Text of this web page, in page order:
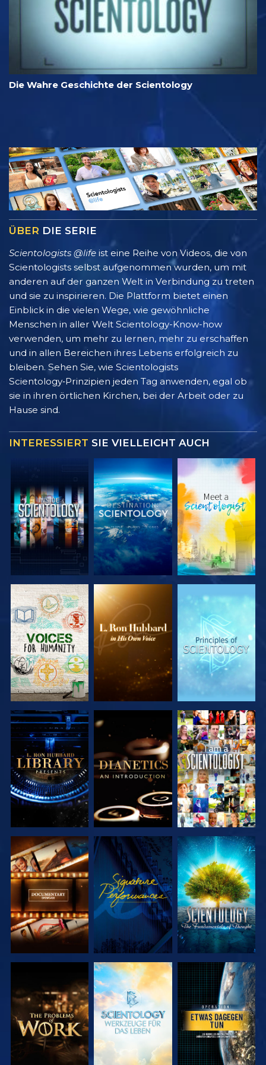
Die Wahre Geschichte der Scientology
ÜBER DIE SERIE
Scientologists @life ist eine Reihe von Videos, die von
Scientologists selbst aufgenommen wurden, um mit
anderen auf der ganzen Welt in Verbindung zu treten
und sie zu inspirieren. Die Plattform bietet einen
Einblick in die vielen Wege, wie gewöhnliche
Menschen in aller Welt Scientology-Know-how
verwenden, um mehr zu lernen, mehr zu erschaffen
und in allen Bereichen ihres Lebens erfolgreich zu
bleiben. Sehen Sie, wie Scientologists
Scientology‑Prinzipien jeden Tag anwenden, egal ob
sie in ihren örtlichen Kirchen, bei der Arbeit oder zu
Hause sind.
INTERESSIERT SIE VIELLEICHT AUCH
SERIE
ENTDECKEN
SERIE
ENTDECKEN
SERIE
ENTDECKEN
SERIE
ENTDECKEN
SERIE
ENTDECKEN
ANSEHEN
SERIE
ENTDECKEN
ANSEHEN
SERIE
ENTDECKEN
SERIE
ENTDECKEN
SERIE
ENTDECKEN
ANSEHEN